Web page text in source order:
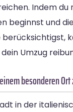
Indem
beginnst und
Umzug
besonderen Ort
in der